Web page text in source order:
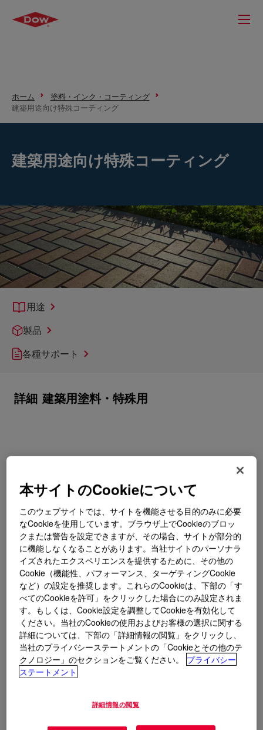
ホーム
塗料・インク・コーティング
建築用途向け特殊コーティング
建築用途向け特殊コーティング
用途
製品
各種サポート
詳細 建築用塗料・特殊用
本サイトのCookieについて
このウェブサイトでは、サイトを機能させる目的のみに必要
なCookieを使用しています。ブラウザ上でCookieのブロッ
クまたは警告を設定できますが、その場合、サイトが部分的
に機能しなくなることがあります。当社サイトのパーソナラ
イズされたエクスペリエンスを提供するために、その他の
Cookie（機能性、パフォーマンス、ターゲティングCookie
など）の設定を推奨します。これらのCookieは、下部の「す
べてのCookieを許可」をクリックした場合にのみ設定されま
す。もしくは、Cookie設定を調整してCookieを有効化して
ください。当社のCookieの使用およびお客様の選択に関する
詳細については、下部の「詳細情報の閲覧」をクリックし、
当社のプライバシーステートメントの「Cookieとその他のテ
クノロジー」のセクションをご覧ください。
プライバシー
ステートメント
詳細情報の閲覧